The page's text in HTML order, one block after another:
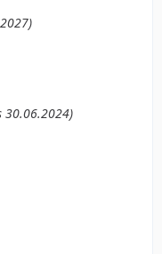
30.06.2024)